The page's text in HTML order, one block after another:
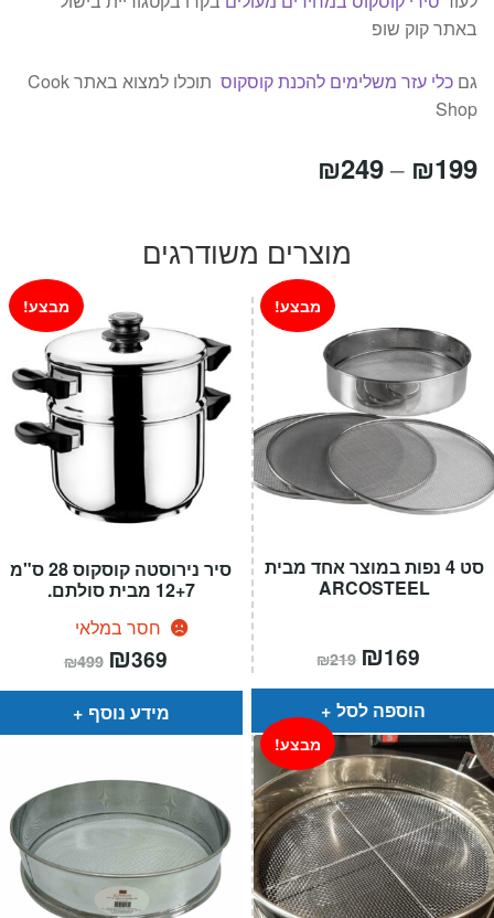
באתר קוק שופ
גם כלי עזר משלימים להכנת קוסקוס
תוכלו למצוא באתר Cook
Shop
₪199
–
₪249
עד
מוצרים משודרגים
סיר נירוסטה קוסקוס 28 ס"מ
12+7 מבית סולתם.
חסר במלאי
מבצע!
₪499 המחיר
המקורי
היה:
₪499.
₪369
הוא:
מידע נוסף
סט 4 נפות במוצר אחד מבית
ARCOSTEEL
מבצע!
₪219 המחיר
המקורי
היה:
₪219.
₪169
הוא:
הוספה לסל
מבצע!